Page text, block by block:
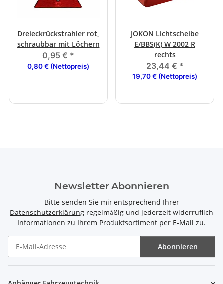
Dreieckrückstrahler rot,
schraubbar mit Löchern
0,95 € *
0,80 € (Nettopreis)
JOKON Lichtscheibe
E/BBS(K) W 2002 R
rechts
23,44 € *
19,70 € (Nettopreis)
Newsletter Abonnieren
Bitte senden Sie mir entsprechend Ihrer
Datenschutzerklärung regelmäßig und jederzeit widerruflich
Informationen zu Ihrem Produktsortiment per E-Mail zu.
Abonnieren